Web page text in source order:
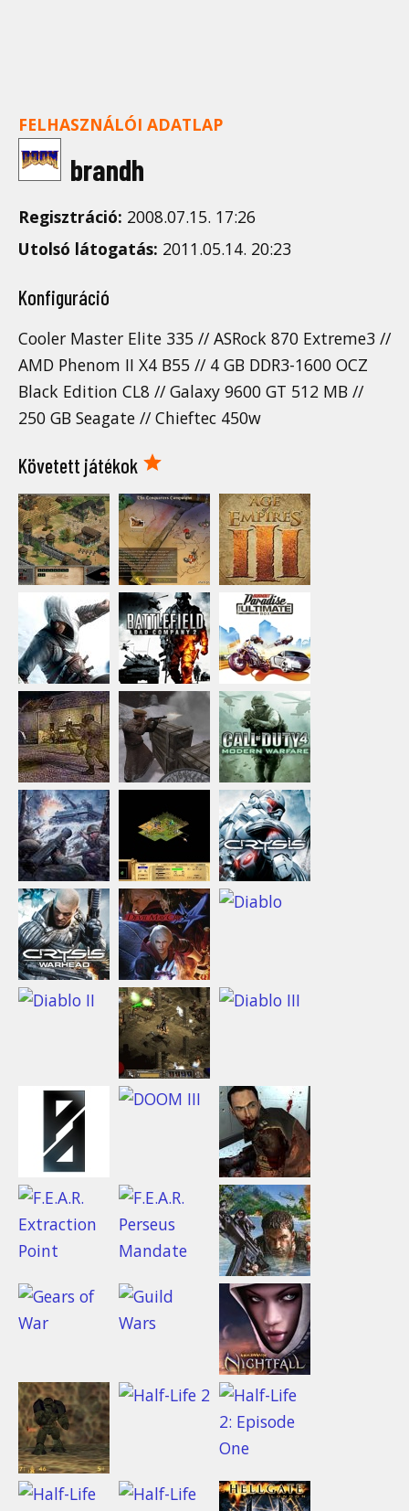
FELHASZNÁLÓI ADATLAP
brandh
Regisztráció: 2008.07.15. 17:26
Utolsó látogatás: 2011.05.14. 20:23
Konfiguráció
Cooler Master Elite 335 // ASRock 870 Extreme3 //
AMD Phenom II X4 B55 // 4 GB DDR3-1600 OCZ
Black Edition CL8 // Galaxy 9600 GT 512 MB //
250 GB Seagate // Chieftec 450w
Követett játékok